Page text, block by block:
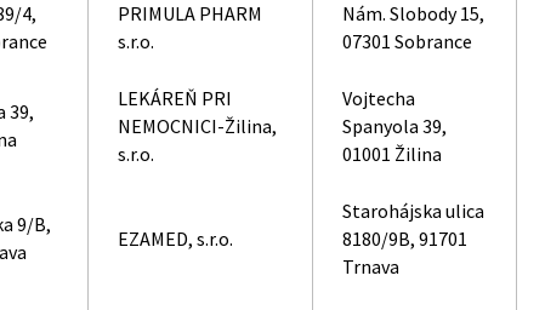
4,
PRIMULA PHARM
s.r.o.
Nám. Slobody 15,
07301 Sobrance
39,
LEKÁREŇ PRI
NEMOCNICI-Žilina,
s.r.o.
Vojtecha
Spanyola 39,
01001 Žilina
9/B,
EZAMED, s.r.o.
Starohájska ulica
8180/9B, 91701
Trnava